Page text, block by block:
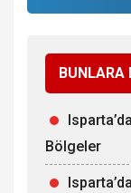
Bölgeler